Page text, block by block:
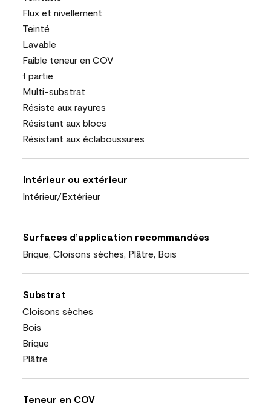
Flux et nivellement
Teinté
Lavable
Faible teneur en COV
1 partie
Multi-substrat
Résiste aux rayures
Résistant aux blocs
Résistant aux éclaboussures
Intérieur ou extérieur
Intérieur/Extérieur
Surfaces d’application recommandées
Brique, Cloisons sèches, Plâtre, Bois
Substrat
Cloisons sèches
Bois
Brique
Plâtre
Teneur en COV